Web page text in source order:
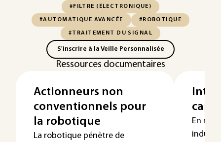
#FILTRE (ÉLECTRONIQUE)
#AUTOMATIQUE AVANCÉE #ROBOTIQUE
#TRAITEMENT DU SIGNAL
S'inscrire à la Veille Personnalisée
Ressources documentaires
Actionneurs non
conventionnels pour
la robotique
La robotique pénètre de
En